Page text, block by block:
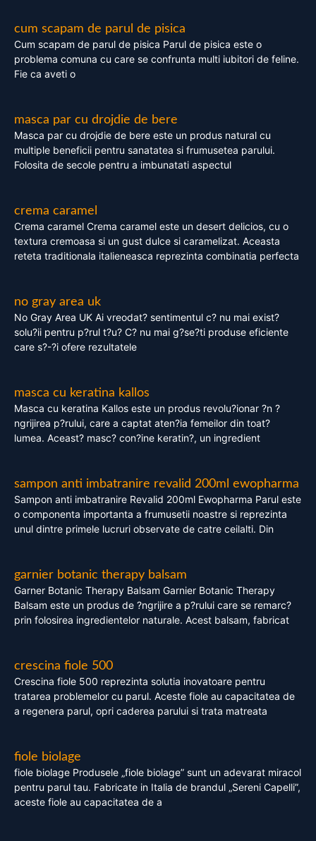
cum scapam de parul de pisica
Cum scapam de parul de pisica Parul de pisica este o
problema comuna cu care se confrunta multi iubitori de feline.
Fie ca aveti o
masca par cu drojdie de bere
Masca par cu drojdie de bere este un produs natural cu
multiple beneficii pentru sanatatea si frumusetea parului.
Folosita de secole pentru a imbunatati aspectul
crema caramel
Crema caramel Crema caramel este un desert delicios, cu o
textura cremoasa si un gust dulce si caramelizat. Aceasta
reteta traditionala italieneasca reprezinta combinatia perfecta
no gray area uk
No Gray Area UK Ai vreodat? sentimentul c? nu mai exist?
solu?ii pentru p?rul t?u? C? nu mai g?se?ti produse eficiente
care s?-?i ofere rezultatele
masca cu keratina kallos
Masca cu keratina Kallos este un produs revolu?ionar ?n ?
ngrijirea p?rului, care a captat aten?ia femeilor din toat?
lumea. Aceast? masc? con?ine keratin?, un ingredient
sampon anti imbatranire revalid 200ml ewopharma
Sampon anti imbatranire Revalid 200ml Ewopharma Parul este
o componenta importanta a frumusetii noastre si reprezinta
unul dintre primele lucruri observate de catre ceilalti. Din
garnier botanic therapy balsam
Garner Botanic Therapy Balsam Garnier Botanic Therapy
Balsam este un produs de ?ngrijire a p?rului care se remarc?
prin folosirea ingredientelor naturale. Acest balsam, fabricat
crescina fiole 500
Crescina fiole 500 reprezinta solutia inovatoare pentru
tratarea problemelor cu parul. Aceste fiole au capacitatea de
a regenera parul, opri caderea parului si trata matreata
fiole biolage
fiole biolage Produsele „fiole biolage” sunt un adevarat miracol
pentru parul tau. Fabricate in Italia de brandul „Sereni Capelli”,
aceste fiole au capacitatea de a